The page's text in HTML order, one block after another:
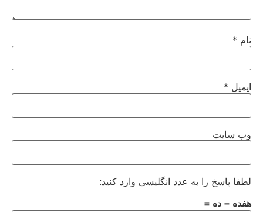
نام *
ایمیل *
وب‌ سایت
لطفا پاسخ را به عدد انگلیسی وارد کنید:
هفده − ده =